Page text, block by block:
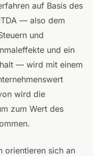
auf Basis des
— also dem
und
und ein
— wird mit einem
wird die
zum Wert des
orientieren sich an